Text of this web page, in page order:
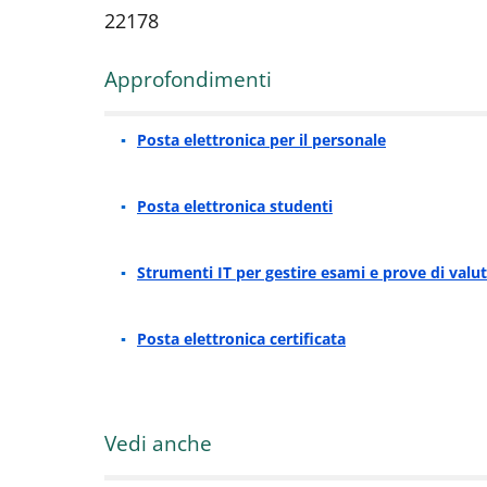
22178
Approfondimenti
Posta elettronica per il personale
Posta elettronica studenti
Strumenti IT per gestire esami e prove di
Posta elettronica certificata
Vedi anche